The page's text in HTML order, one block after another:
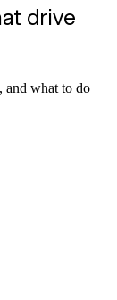
drive
and what to do